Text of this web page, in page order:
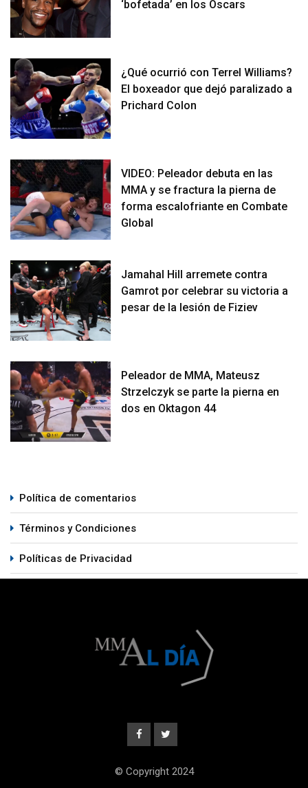
‘bofetada’ en los Oscars
¿Qué ocurrió con Terrel Williams?
El boxeador que dejó paralizado a
Prichard Colon
VIDEO: Peleador debuta en las
MMA y se fractura la pierna de
forma escalofriante en Combate
Global
Jamahal Hill arremete contra
Gamrot por celebrar su victoria a
pesar de la lesión de Fiziev
Peleador de MMA, Mateusz
Strzelczyk se parte la pierna en
dos en Oktagon 44
Política de comentarios
Términos y Condiciones
Políticas de Privacidad
© Copyright 2024